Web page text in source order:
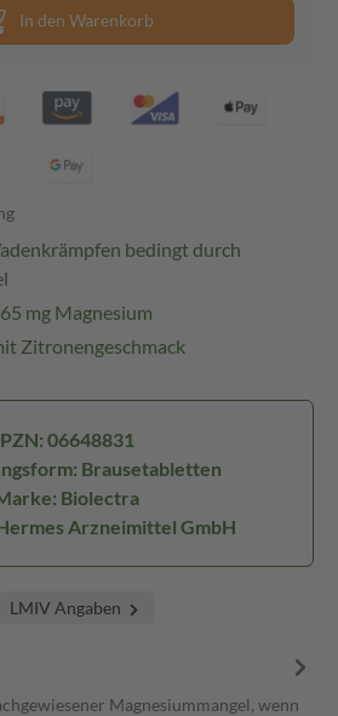
In den Warenkorb
bedingt durch
mg Magnesium
Zitronengeschmack
PZN: 06648831
Brausetabletten
Biolectra
Arzneimittel GmbH
LMIV Angaben
Magnesiummangel, wenn